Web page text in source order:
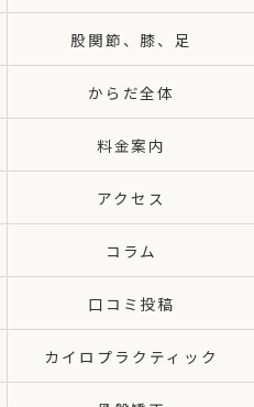
股関節、膝、足
からだ全体
料金案内
アクセス
コラム
口コミ投稿
カイロプラクティック